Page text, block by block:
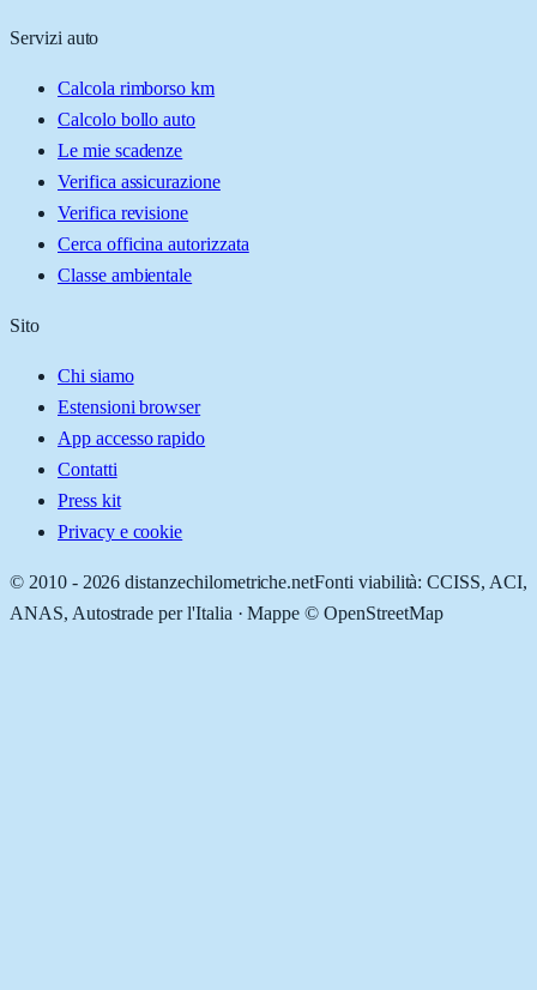
Servizi auto
Calcola rimborso km
Calcolo bollo auto
Le mie scadenze
Verifica assicurazione
Verifica revisione
Cerca officina autorizzata
Classe ambientale
Sito
Chi siamo
Estensioni browser
App accesso rapido
Contatti
Press kit
Privacy e cookie
© 2010 - 2026 distanzechilometriche.netFonti viabilità: CCISS, ACI,
ANAS, Autostrade per l'Italia · Mappe © OpenStreetMap